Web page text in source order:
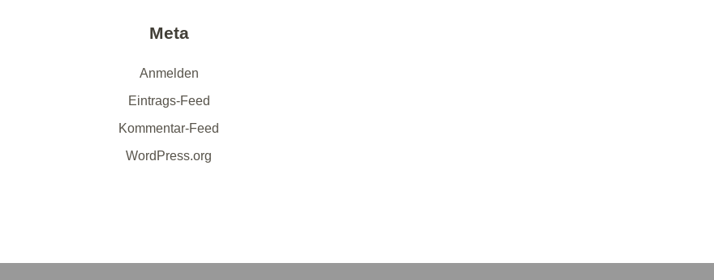
Meta
Anmelden
Eintrags-Feed
Kommentar-Feed
WordPress.org